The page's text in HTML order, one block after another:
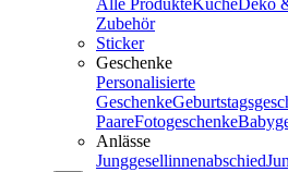
Alle ProdukteKücheDeko
Zubehör
Sticker
Geschenke
Personalisierte
Geschenke
PaareFotogeschenke
Anlässe
Junggesellinnenabschied